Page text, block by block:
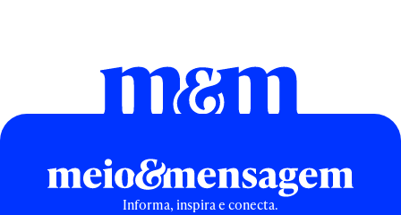
Informa, inspira e conecta.